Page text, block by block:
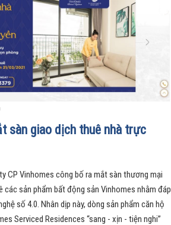
sàn giao dịch thuê nhà trực
CP Vinhomes công bố ra mắt sàn thương mại
các sản phẩm bất động sản Vinhomes nhằm đáp
số 4.0. Nhân dịp này, dòng sản phẩm căn hộ
Serviced Residences “sang - xịn - tiện nghi”